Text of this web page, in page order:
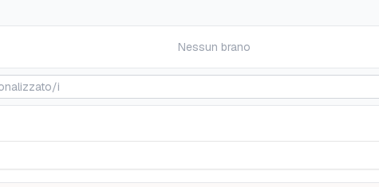
Nessun brano